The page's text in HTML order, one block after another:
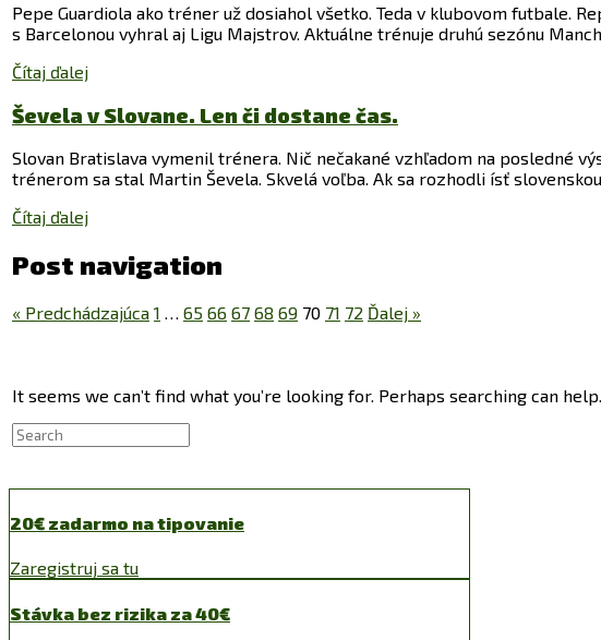
Pepe Guardiola ako tréner už dosiahol všetko. Teda v klubovom futbale.
s Barcelonou vyhral aj Ligu Majstrov. Aktuálne trénuje druhú sezónu
Čítaj ďalej
Ševela v Slovane. Len či dostane čas.
Slovan Bratislava vymenil trénera. Nič nečakané vzhľadom na posledné
trénerom sa stal Martin Ševela. Skvelá voľba. Ak sa rozhodli ísť
Čítaj ďalej
Post navigation
« Predchádzajúca 1 … 65 66 67 68 69 70 71 72 Ďalej »
It seems we can’t find what you’re looking for. Perhaps searching can help.
Search
for:
20€ zadarmo na tipovanie
Zaregistruj sa tu
Stávka bez rizika za 40€